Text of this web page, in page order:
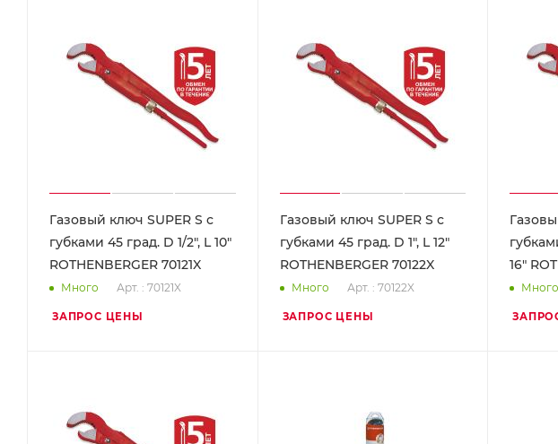
Газовый ключ SUPER S с
губками 45 град. D 1/2", L 10"
ROTHENBERGER 70121X
Много Арт. : 70121X
ЗАПРОС ЦЕНЫ
Газовый ключ SUPER S с
губками 45 град. D 1", L 12"
ROTHENBERGER 70122X
Много Арт. : 70122X
ЗАПРОС ЦЕНЫ
16"
Много